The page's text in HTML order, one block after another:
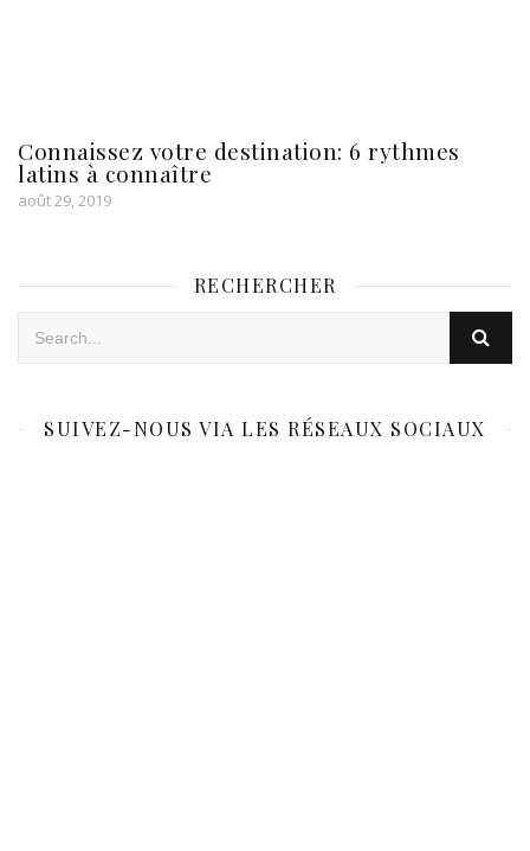
Connaissez votre destination: 6 rythmes
latins à connaître
août 29, 2019
RECHERCHER
SUIVEZ-NOUS VIA LES RÉSEAUX SOCIAUX